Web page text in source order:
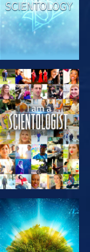
REGARDER
DÉCOUVRIR
LES SÉRIES